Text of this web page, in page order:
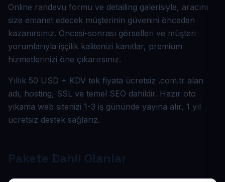
Online randevu formu ve detailing galerisiyle, aracını
size emanet edecek müşterinin güvenini önceden
kazanırsınız. Öncesi-sonrası görselleri ve müşteri
yorumlarıyla işçilik kalitenizi kanıtlar, premium
hizmetlerinizi öne çıkarırsınız.
Yıllık 50 USD + KDV tek fiyata ücretsiz .com.tr alan
adı, hosting, SSL ve temel SEO dahildir. Hazır oto
yıkama web sitenizi 1-3 iş gününde yayına alır, 1 yıl
ücretsiz destek sağlarız.
Pakete Dahil Olanlar